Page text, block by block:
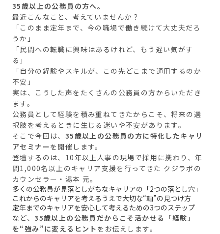
35歳以上の公務員の方へ。
最近こんなこと、考えていませんか？
「このまま定年まで、今の職場で働き続けて大丈夫だろ
うか」
「民間への転職に興味はあるけれど、もう遅い気がす
る」
「自分の経験やスキルが、この先どこまで通用するのか
不安」
実は、こうした声をたくさんの公務員の方からいただき
ます。
公務員として経験を積み重ねてきたからこそ、将来の選
択肢を考えるときに生じる迷いや不安があります。
そこで今回は、 35歳以上の公務員の方に特化したキャリ
アセミナーを開催します。
登壇するのは、10年以上人事の現場で採用に携わり、年
間1,000名以上のキャリア支援を行ってきた クジラボの
カウンセラー・湯本 元。
多くの公務員が見落としがちなキャリアの「2つの落とし穴」
これからのキャリアを考えるうえで大切な“軸”の見つけ方
定年までのキャリアを安心して考えるための3つのステップ
など、35歳以上の公務員だからこそ活かせる「経験」
を“強み”に変えるヒント をお伝えします。